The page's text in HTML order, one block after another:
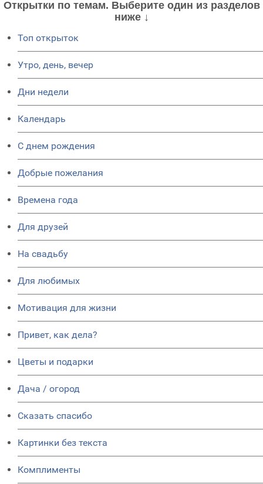
Открытки по темам. Выберите один из разделов
ниже ↓
Топ открыток
Утро, день, вечер
Дни недели
Календарь
C днем рождения
Добрые пожелания
Времена года
Для друзей
На свадьбу
Для любимых
Мотивация для жизни
Привет, как дела?
Цветы и подарки
Дача / огород
Сказать спасибо
Картинки без текста
Комплименты